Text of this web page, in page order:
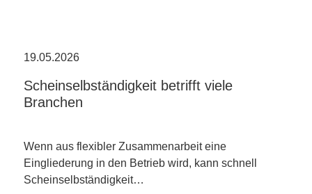
19.05.2026
Scheinselbständigkeit betrifft viele
Branchen
Wenn aus flexibler Zusammenarbeit eine
Eingliederung in den Betrieb wird, kann schnell
Scheinselbständigkeit…